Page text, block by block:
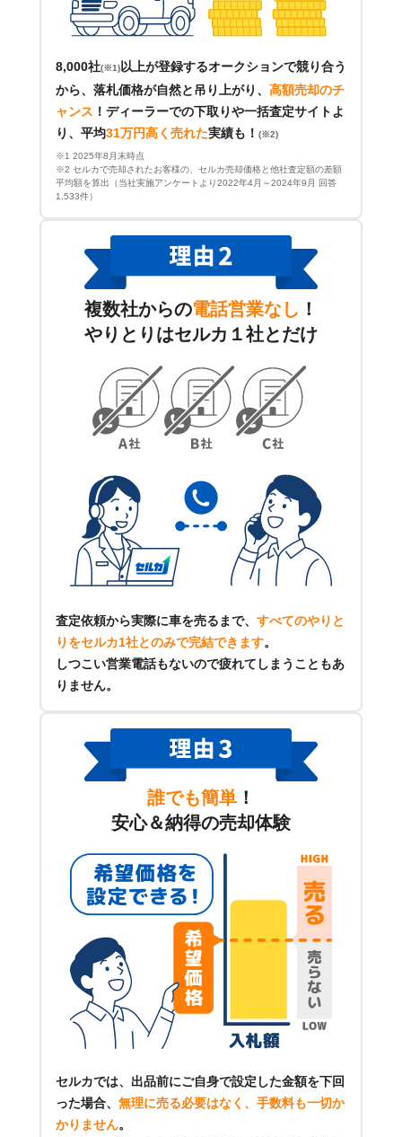
8,000社(※1) 以上が登録するオークションで競り合う
から、落札価格が自然と吊り上がり、 高額売却のチ
ャンス ！ ディーラーでの下取りや一括査定サイトよ
り、平均31万円高く売れた実績も！ (※2)
※1 2025年8月末時点
※2 セルカで売却されたお客様の、セルカ売却価格と他社査定額の差額
平均額を算出（当社実施アンケートより2022年4月～2024年9月 回答
1,533件）
複数社からの電話営業なし ！
やりとりはセルカ１社とだけ
査定依頼から実際に車を売るまで、 すべてのやりと
りをセルカ1社とのみで完結できます。
しつこい営業電話もないので疲れてしまうこともあ
りません。
誰でも簡単 ！
安心＆納得の売却体験
セルカでは、出品前にご自身で設定した金額を下回
った場合、 無理に売る必要はなく、手数料も一切か
かりません。